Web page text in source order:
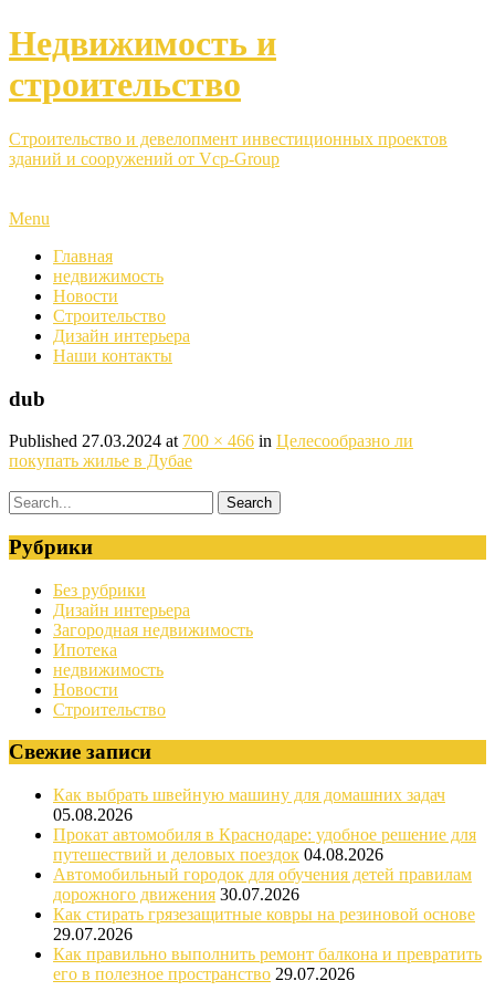
Недвижимость и
строительство
Строительство и девелопмент инвестиционных проектов
зданий и сооружений от Vcp-Group
Menu
Главная
недвижимость
Новости
Строительство
Дизайн интерьера
Наши контакты
dub
Published 27.03.2024 at 700 × 466 in Целесообразно ли
покупать жилье в Дубае
Рубрики
Без рубрики
Дизайн интерьера
Загородная недвижимость
Ипотека
недвижимость
Новости
Строительство
Свежие записи
Как выбрать швейную машину для домашних задач
05.08.2026
Прокат автомобиля в Краснодаре: удобное решение для
путешествий и деловых поездок 04.08.2026
Автомобильный городок для обучения детей правилам
дорожного движения 30.07.2026
Как стирать грязезащитные ковры на резиновой основе
29.07.2026
Как правильно выполнить ремонт балкона и превратить
его в полезное пространство 29.07.2026